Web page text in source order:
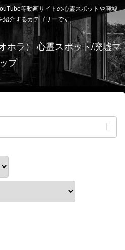
等動画サイトの心霊スポットや廃墟
紹介するカテゴリーです
ホラ） 心霊スポット/廃墟マ
ップ